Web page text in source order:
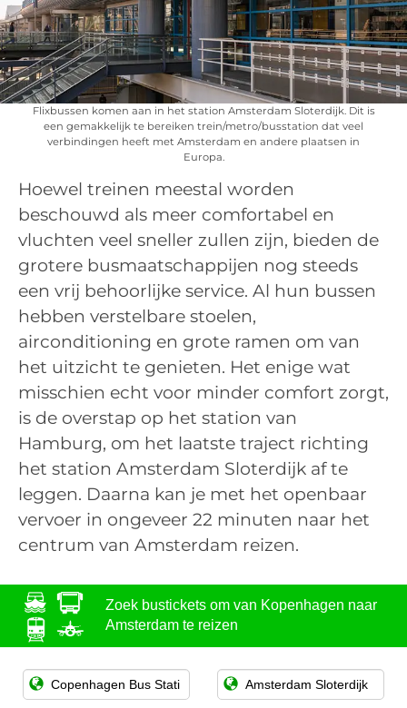
Flixbussen komen aan in het station Amsterdam Sloterdijk. Dit is
een gemakkelijk te bereiken trein/metro/busstation dat veel
verbindingen heeft met Amsterdam en andere plaatsen in
Europa.
Hoewel treinen meestal worden
beschouwd als meer comfortabel en
vluchten veel sneller zullen zijn, bieden de
grotere busmaatschappijen nog steeds
een vrij behoorlijke service. Al hun bussen
hebben verstelbare stoelen,
airconditioning en grote ramen om van
het uitzicht te genieten. Het enige wat
misschien echt voor minder comfort zorgt,
is de overstap op het station van
Hamburg, om het laatste traject richting
het station Amsterdam Sloterdijk af te
leggen. Daarna kan je met het openbaar
vervoer in ongeveer 22 minuten naar het
centrum van Amsterdam reizen.
Zoek bustickets om van Kopenhagen naar
Amsterdam te reizen